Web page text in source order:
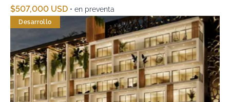
de renta y potenciando su retorno de inversión.
$507,000 USD • en preventa
Desarrollo